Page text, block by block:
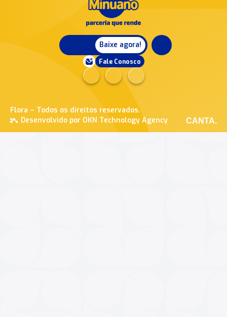
Baixe agora!
Fale Conosco
Flora – Todos os direitos reservados.
Desenvolvido por OKN Technology Agency
CANTA.